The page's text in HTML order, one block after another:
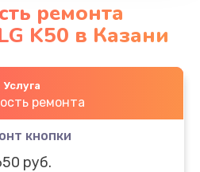
ремонта
K50 в Казани
Услуга
ремонта
кнопки
руб.